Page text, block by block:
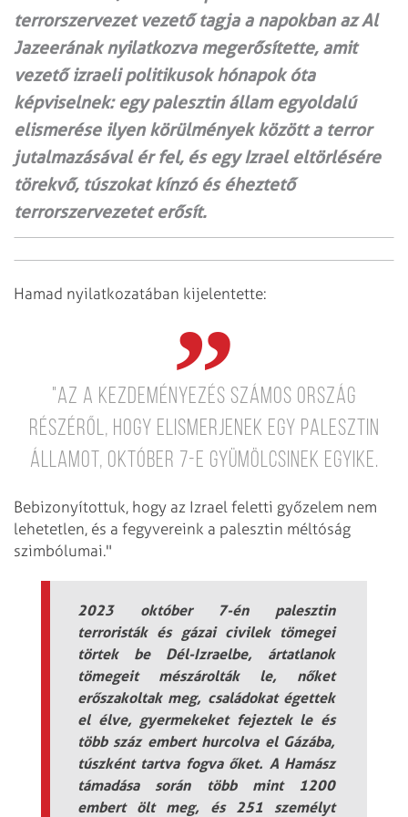
terrorszervezet vezető tagja a napokban az Al
Jazeerának nyilatkozva megerősítette, amit
vezető izraeli politikusok hónapok óta
képviselnek: egy palesztin állam egyoldalú
elismerése ilyen körülmények között a terror
jutalmazásával ér fel, és egy Izrael eltörlésére
törekvő, túszokat kínzó és éheztető
terrorszervezetet erősít.
Hamad nyilatkozatában kijelentette:
"Az a kezdeményezés számos ország
részéről, hogy elismerjenek egy palesztin
államot, október 7-e gyümölcsinek egyike.
Bebizonyítottuk, hogy az Izrael feletti győzelem nem
lehetetlen, és a fegyvereink a palesztin méltóság
szimbólumai."
2023 október 7-én palesztin
terroristák és gázai civilek tömegei
törtek be Dél-Izraelbe, ártatlanok
tömegeit mészárolták le, nőket
erőszakoltak meg, családokat égettek
el élve, gyermekeket fejeztek le és
több száz embert hurcolva el Gázába,
túszként tartva fogva őket. A Hamász
támadása során több mint 1200
embert ölt meg, és 251 személyt